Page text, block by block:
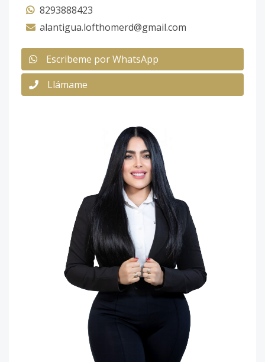
8293888423
alantigua.lofthomerd@gmail.com
Escribeme por WhatsApp
Llámame